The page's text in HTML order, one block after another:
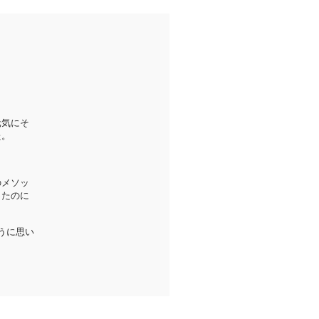
にそ
ソッ
のに
に思い